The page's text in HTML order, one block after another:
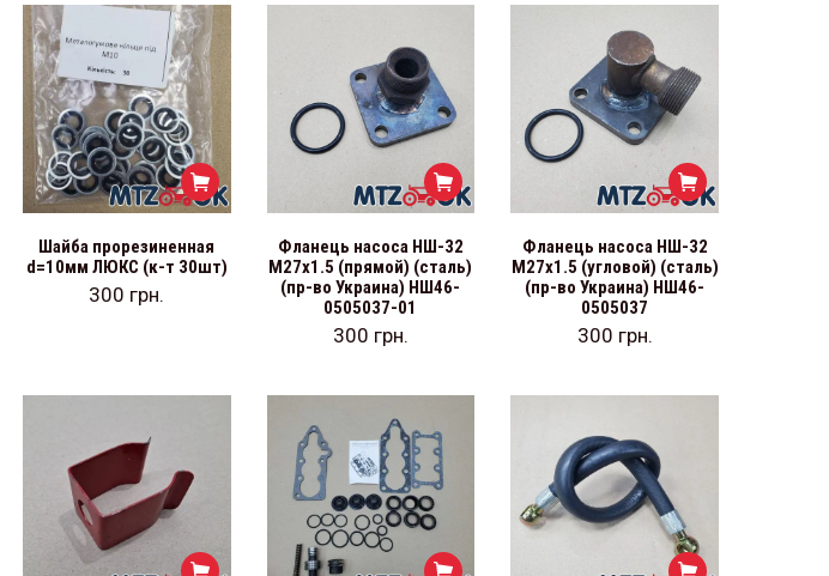
Шайба прорезиненная
d=10мм ЛЮКС (к-т 30шт)
300 грн.
Фланець насоса НШ-32
М27х1.5 (прямой) (сталь)
(пр-во Украина) НШ46-
0505037-01
300 грн.
Фланець насоса НШ-32
М27х1.5 (угловой) (сталь)
(пр-во Украина) НШ46-
0505037
300 грн.